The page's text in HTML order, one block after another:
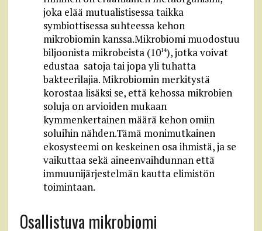
joka elää mutualistisessa taikka
symbiottisessa suhteessa kehon
mikrobiomin kanssa.Mikrobiomi muodostuu
biljoonista mikrobeista (1014), jotka voivat
edustaa satoja tai jopa yli tuhatta
bakteerilajia. Mikrobiomin merkitystä
korostaa lisäksi se, että kehossa mikrobien
soluja on arvioiden mukaan
kymmenkertainen määrä kehon omiin
soluihin nähden.Tämä monimutkainen
ekosysteemi on keskeinen osa ihmistä, ja se
vaikuttaa sekä aineenvaihdunnan että
immuunijärjestelmän kautta elimistön
toimintaan.
Osallistuva mikrobiomi